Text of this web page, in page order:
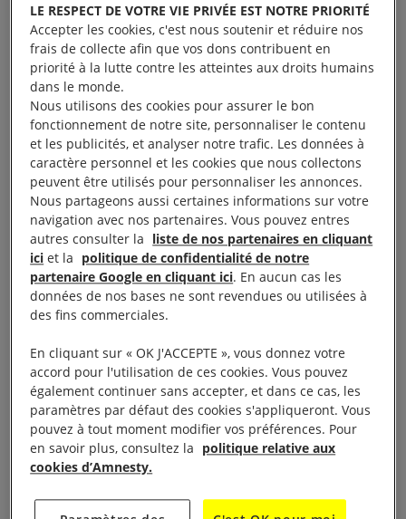
La Ville de La Rochelle reçoit le Bus I Welcome,
place du Commandant de la Motte Rouge, de 10 h
à 18 h. Accueil du public, rencontre avec les
pétitions.
Contact
amnesty.larochelle@gmail.com
LE RESPECT DE VOTRE VIE PRIVÉE EST NOTRE PRIORITÉ
Accepter les cookies, c'est nous soutenir et réduire nos
frais de collecte afin que vos dons contribuent en
priorité à la lutte contre les atteintes aux droits humains
dans le monde.
Nous utilisons des cookies pour assurer le bon
fonctionnement de notre site, personnaliser le contenu
et les publicités, et analyser notre trafic. Les données à
caractère personnel et les cookies que nous collectons
peuvent être utilisés pour personnaliser les annonces.
Nous partageons aussi certaines informations sur votre
navigation avec nos partenaires. Vous pouvez entres
autres consulter la liste de nos partenaires en cliquant
ici et la politique de confidentialité de notre
partenaire Google en cliquant ici. En aucun cas les
données de nos bases ne sont revendues ou utilisées à
des fins commerciales.
En cliquant sur « OK J'ACCEPTE », vous donnez votre
accord pour l'utilisation de ces cookies. Vous pouvez
également continuer sans accepter, et dans ce cas, les
paramètres par défaut des cookies s'appliqueront. Vous
pouvez à tout moment modifier vos préférences. Pour
en savoir plus, consultez la politique relative aux
cookies d’Amnesty.